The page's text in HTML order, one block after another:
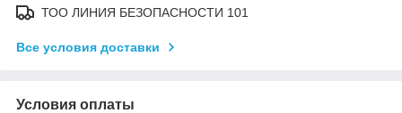
ТОО ЛИНИЯ БЕЗОПАСНОСТИ 101
Все условия доставки
Условия оплаты